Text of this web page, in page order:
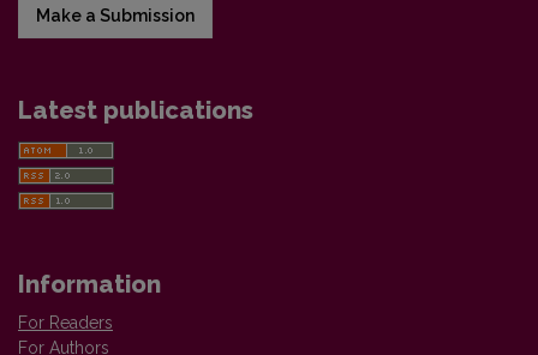
Make a Submission
Latest publications
Information
For Readers
For Authors